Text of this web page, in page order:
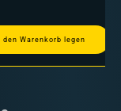
den Warenkorb legen